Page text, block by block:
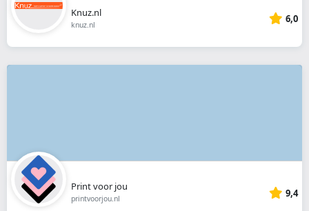
Knuz.nl
knuz.nl 6,0
Print voor jou
printvoorjou.nl 9,4